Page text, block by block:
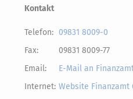
Kontakt
Telefon: 09831 8009-0
Fax:
09831 8009-77
Email:
E-Mail an
Internet: Website Finanzamt